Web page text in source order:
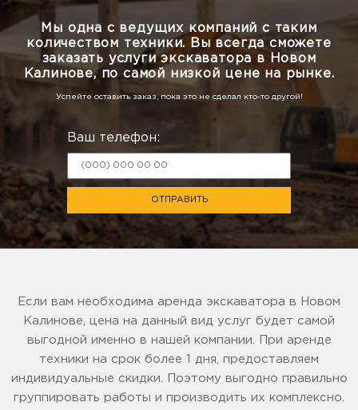
Мы одна с ведущих компаний с таким
количеством техники. Вы всегда сможете
заказать услуги экскаватора в Новом
Калинове, по самой низкой цене на рынке.
Успейте оставить заказ, пока это не сделал кто-то другой!
Ваш телефон:
ОТПРАВИТЬ
Если вам необходима аренда экскаватора в Новом
Калинове, цена на данный вид услуг будет самой
выгодной именно в нашей компании. При аренде
техники на срок более 1 дня, предоставляем
индивидуальные скидки. Поэтому выгодно правильно
группировать работы и производить их комплексно.